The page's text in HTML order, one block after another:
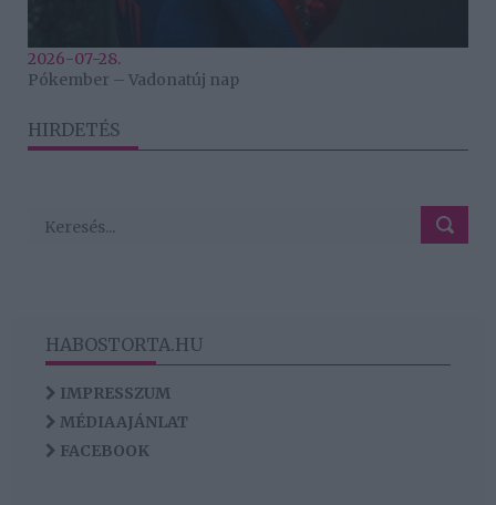
2026-07-28.
Pókember – Vadonatúj nap
HIRDETÉS
HABOSTORTA.HU
IMPRESSZUM
MÉDIAAJÁNLAT
FACEBOOK